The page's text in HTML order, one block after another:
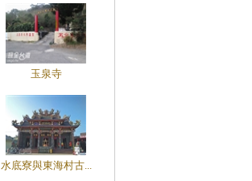
玉泉寺
水底寮與東海村古...